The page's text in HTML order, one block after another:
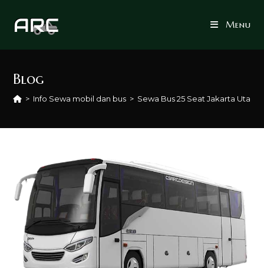
Menu
Blog
> Info Sewa mobil dan bus > Sewa Bus 25 Seat Jakarta Utara